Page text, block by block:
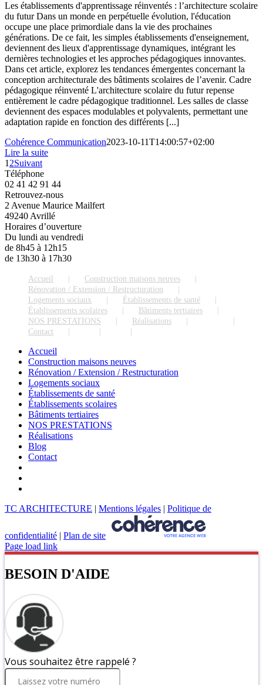
Les établissements d'apprentissage réinventés : l’architecture scolaire
du futur Dans un monde en perpétuelle évolution, l'éducation
occupe une place primordiale dans la vie des prochaines
générations. De ce fait, les simples établissements d'enseignement,
deviennent des lieux d'apprentissage dynamiques, intégrant les
dernières technologies et les approches pédagogiques innovantes.
Dans cet article, explorez les tendances émergentes concernant la
conception architecturale des bâtiments scolaires de l’avenir. Cadre
pédagogique réinventé L'architecture scolaire du futur repense
entièrement le cadre pédagogique traditionnel. Les salles de classe
deviennent des espaces modulables et polyvalents, permettant une
adaptation rapide en fonction des différents [...]
Cohérence Communication2023-10-11T14:00:57+02:00
Lire la suite
1 2Suivant
Téléphone
02 41 42 91 44
Retrouvez-nous
2 Avenue Maurice Mailfert
49240 Avrillé
Horaires d’ouverture
Du lundi au vendredi
de 8h45 à 12h15
de 13h30 à 17h30
Accueil
Construction maisons neuves
Rénovation / Extension / Restructuration
Logements sociaux
Établissements de santé
Établissements scolaires
Bâtiments tertiaires
NOS PRESTATIONS
Réalisations
Contact
Accueil
Construction maisons neuves
Rénovation / Extension / Restructuration
Logements sociaux
Établissements de santé
Établissements scolaires
Bâtiments tertiaires
NOS PRESTATIONS
Réalisations
Blog
Contact
TC ARCHITECTURE | Mentions légales | Politique de
confidentialité | Plan de site
Page load link
BESOIN D'AIDE
Vous souhaitez être rappelé ?